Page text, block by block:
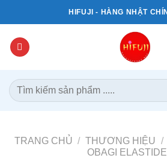
qua
dung
HIFUJI - HÀNG NHẬT
Tìm
kiếm:
TRANG CHỦ / THƯƠNG HIỆU /
OBAGI